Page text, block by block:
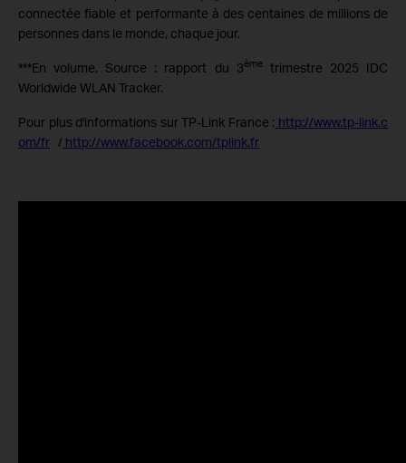
connectée fiable et performante à des centaines de millions de
personnes dans le monde, chaque jour.
***En volume. Source : rapport du 3èmetrimestre 2025 IDC
Worldwide WLAN Tracker.
Pour plus d'informations sur TP-Link France : http://www.tp-link.c
om/fr / http://www.facebook.com/tplink.fr